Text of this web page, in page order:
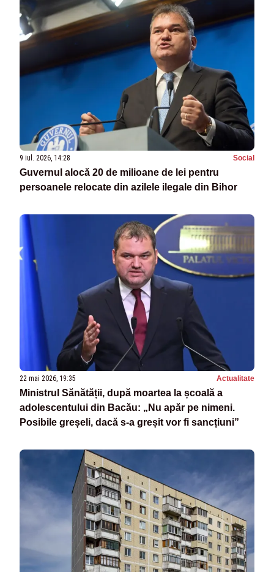
9 iul. 2026, 14:28 Social
Guvernul alocă 20 de milioane de lei pentru
persoanele relocate din azilele ilegale din Bihor
22 mai 2026, 19:35 Actualitate
Ministrul Sănătății, după moartea la școală a
adolescentului din Bacău: „Nu apăr pe nimeni.
Posibile greșeli, dacă s-a greșit vor fi sancțiuni”